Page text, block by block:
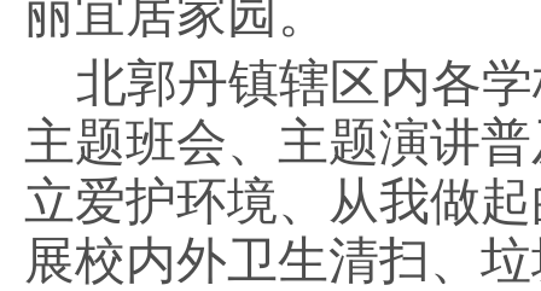
丽宜居家园。
北郭丹镇辖区内各
主题班会、主题演讲
立爱护环境、从我做
展校内外卫生清扫、